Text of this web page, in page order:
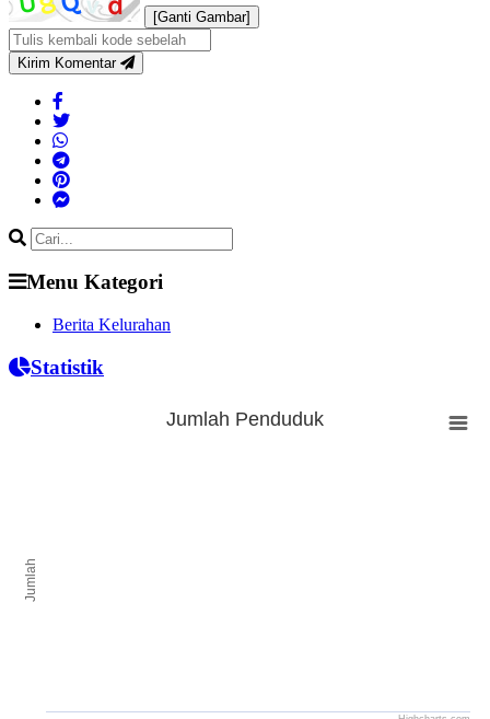
[Ganti Gambar]
Kirim Komentar
Menu Kategori
Berita Kelurahan
Statistik
Jumlah
Jumlah Penduduk